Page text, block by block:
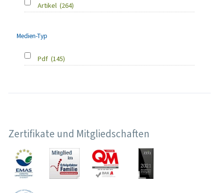
Artikel (264)
Medien-Typ
Pdf (145)
Zertifikate und Mitgliedschaften